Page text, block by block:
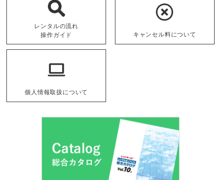
レンタルの流れ
操作ガイド
キャンセル料について
個人情報取扱について